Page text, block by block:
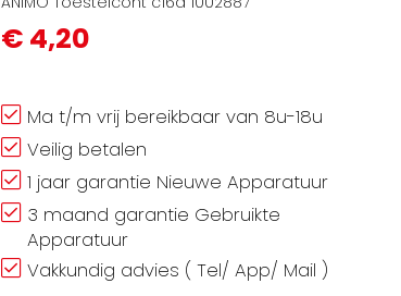
€ 4,20
Ma t/m vrij bereikbaar van 8u-18u
Veilig betalen
1 jaar garantie Nieuwe Apparatuur
3 maand garantie Gebruikte
Apparatuur
Vakkundig advies ( Tel/ App/ Mail )